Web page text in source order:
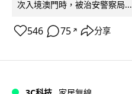
次入境澳門時，被治安警察局...
546 75 ↗ 分享